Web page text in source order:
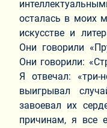
осталась в моих
искусстве и
Они говорили
Они говорили:
Я отвечал: «три-
выигрывал
завоевал их
причинам, я все